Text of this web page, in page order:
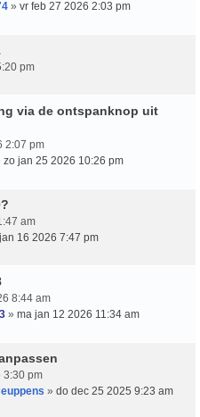
» vr feb 27 2026 2:03 pm
pm
via de ontspanknop uit
2:07 pm
zo jan 25 2026 10:26 pm
am
16 2026 7:47 pm
8:44 am
» ma jan 12 2026 11:34 am
3:30 pm
» do dec 25 2025 9:23 am